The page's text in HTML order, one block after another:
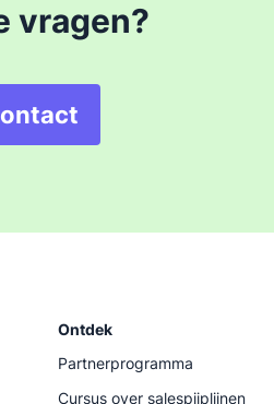
vragen?
Ontdek
Partnerprogramma
Cursus over salespijplijnen